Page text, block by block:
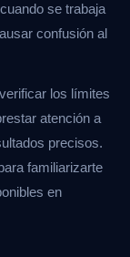
se trabaja
confusión al
los límites
atención a
precisos.
familiarizarte
en